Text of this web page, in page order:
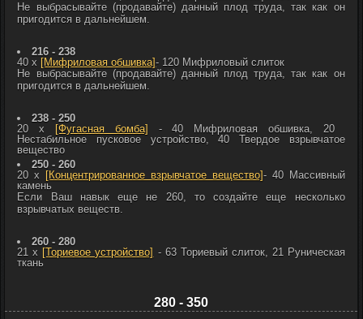
Не выбрасывайте (продавайте) данный плод труда, так как он
пригодится в дальнейшем.
216 - 238
40 x [Мифриловая обшивка]- 120 Мифриловый слиток
Не выбрасывайте (продавайте) данный плод труда, так как он
пригодится в дальнейшем.
238 - 250
20 x
[Фугасная бомба] - 40
Мифриловая обшивка, 20
Нестабильное пусковое устройство, 40 Твердое взрывчатое
вещество
250 - 260
20 x
[Концентрированное взрывчатое вещество]- 40 Массивный
камень
Если Ваш навык еще не 260, то создайте еще несколько
взрывчатых веществ.
260 - 280
21 x [Ториевое устройство] - 63 Ториевый слиток, 21 Руническая
ткань
280 - 350